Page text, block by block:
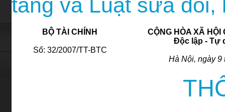
tăng và Luật sửa đổi,
BỘ TÀI CHÍNH
CỘNG HÒA XÃ HỘI
Độc lập - Tự
Số: 32/2007/TT-BTC
Hà Nội, ngày 9